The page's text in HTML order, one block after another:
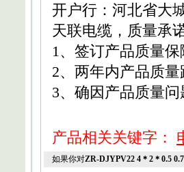
开户行：河北省大
天联电缆，质量承
1、签订产品质量
2、两年内产品质
3、确因产品质量
产品相关关键字：
如果你对ZR-DJYPV22 4＊2＊0.5